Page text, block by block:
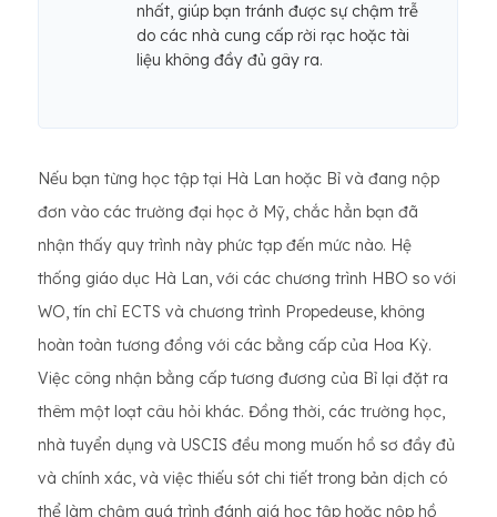
nhất, giúp bạn tránh được sự chậm trễ
do các nhà cung cấp rời rạc hoặc tài
liệu không đầy đủ gây ra.
Nếu bạn từng học tập tại Hà Lan hoặc Bỉ và đang nộp
đơn vào các trường đại học ở Mỹ, chắc hẳn bạn đã
nhận thấy quy trình này phức tạp đến mức nào. Hệ
thống giáo dục Hà Lan, với các chương trình HBO so với
WO, tín chỉ ECTS và chương trình Propedeuse, không
hoàn toàn tương đồng với các bằng cấp của Hoa Kỳ.
Việc công nhận bằng cấp tương đương của Bỉ lại đặt ra
thêm một loạt câu hỏi khác. Đồng thời, các trường học,
nhà tuyển dụng và USCIS đều mong muốn hồ sơ đầy đủ
và chính xác, và việc thiếu sót chi tiết trong bản dịch có
thể làm chậm quá trình đánh giá học tập hoặc nộp hồ